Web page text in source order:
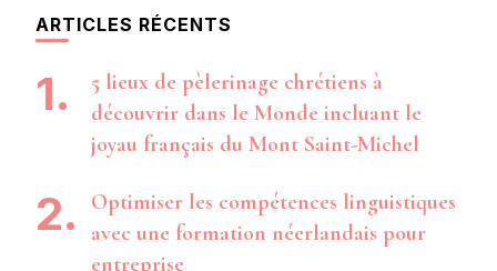
ARTICLES RÉCENTS
5 lieux de pèlerinage chrétiens à
découvrir dans le Monde incluant le
joyau français du Mont Saint-Michel
Optimiser les compétences linguistiques
avec une formation néerlandais pour
entreprise